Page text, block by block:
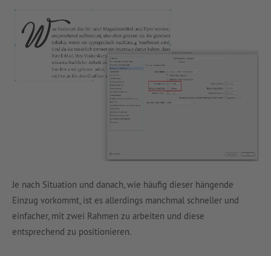
Je nach Situation und danach, wie häufig dieser hängende
Einzug vorkommt, ist es allerdings manchmal schneller und
einfacher, mit zwei Rahmen zu arbeiten und diese
entsprechend zu positionieren.